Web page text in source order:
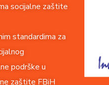
socijalne zaštite
standardima za
podrške u
zaštite FBiH